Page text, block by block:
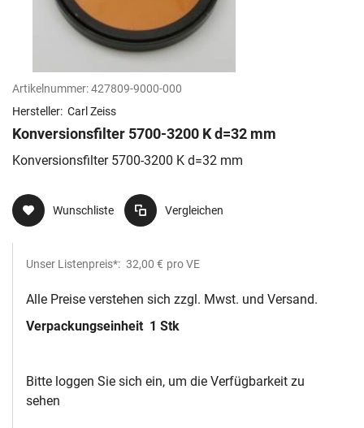
Artikelnummer:427809-9000-000
Hersteller: Carl Zeiss
Konversionsfilter 5700-3200 K d=32 mm
Konversionsfilter 5700-3200 K d=32 mm
Wunschliste Vergleichen
Unser Listenpreis*: 32,00 € pro VE
Alle Preise verstehen sich zzgl. Mwst. und Versand.
Verpackungseinheit 1 Stk
Bitte loggen Sie sich ein, um die Verfügbarkeit zu
sehen